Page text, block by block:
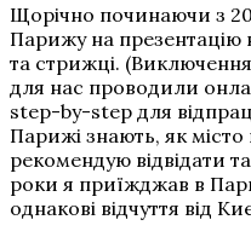
Щорічно починаючи з
Парижу на презентацію
та стрижці.
для нас проводили
step-by-step для
Парижі знають, як
рекомендую відвідати
роки я приїжджав в
однакові відчуття від